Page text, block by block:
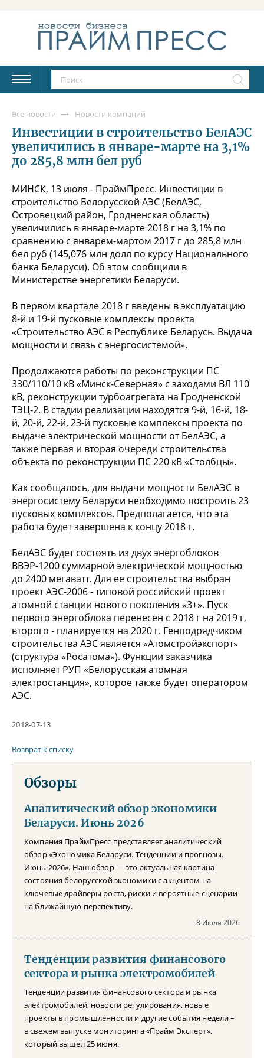
Все новости Новости компаний
Инвестиции в строительство БелАЭС
увеличились в январе-марте на 3,1%
до 285,8 млн бел руб
МИНСК, 13 июля - ПраймПресс. Инвестиции в
строительство Белорусской АЭС (БелАЭС,
Островецкий район, Гродненская область)
увеличились в январе-марте 2018 г на 3,1% по
сравнению с январем-мартом 2017 г до 285,8 млн
бел руб (145,076 млн долл по курсу Национального
банка Беларуси). Об этом сообщили в
Министерстве энергетики Беларуси.
В первом квартале 2018 г введены в эксплуатацию
8-й и 19-й пусковые комплексы проекта
«Строительство АЭС в Республике Беларусь. Выдача
мощности и связь с энергосистемой».
Продолжаются работы по реконструкции ПС
330/110/10 кВ «Минск-Северная» с заходами ВЛ 110
кВ, реконструкции турбоагрегата на Гродненской
ТЭЦ-2. В стадии реализации находятся 9-й, 16-й, 18-
й, 20-й, 22-й, 23-й пусковые комплексы проекта по
выдаче электрической мощности от БелАЭС, а
также первая и вторая очереди строительства
объекта по реконструкции ПС 220 кВ «Столбцы».
Как сообщалось, для выдачи мощности БелАЭС в
энергосистему Беларуси необходимо построить 23
пусковых комплексов. Предполагается, что эта
работа будет завершена к концу 2018 г.
БелАЭС будет состоять из двух энергоблоков
ВВЭР-1200 суммарной электрической мощностью
до 2400 мегаватт. Для ее строительства выбран
проект АЭС-2006 - типовой российский проект
атомной станции нового поколения «3+». Пуск
первого энергоблока перенесен с 2018 г на 2019 г,
второго - планируется на 2020 г. Генподрядчиком
строительства АЭС является «Атомстройэкспорт»
(структура «Росатома»). Функции заказчика
исполняет РУП «Белорусская атомная
электростанция», которое также будет оператором
АЭС.
2018-07-13
Возврат к списку
Обзоры
Аналитический обзор экономики
Беларуси. Июнь 2026
Компания ПраймПресс представляет аналитический
обзор «Экономика Беларуси. Тенденции и прогнозы.
Июнь 2026». Наш обзор — это актуальная картина
состояния белорусской экономики с акцентом на
ключевые драйверы роста, риски и вероятные сценарии
на ближайшую перспективу.
8 Июля 2026
Тенденции развития финансового
сектора и рынка электромобилей
Тенденции развития финансового сектора и рынка
электромобилей, новости регулирования, новые
проекты в промышленности и другие события недели –
в свежем выпуске мониторинга «Прайм Эксперт»,
который вышел 25 июня.